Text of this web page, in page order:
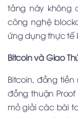
tảng này không
công nghệ
ứng dụng thực tế
Bitcoin và Giao
Bitcoin, đồng
đồng thuận Proof
mỏ giải các bài